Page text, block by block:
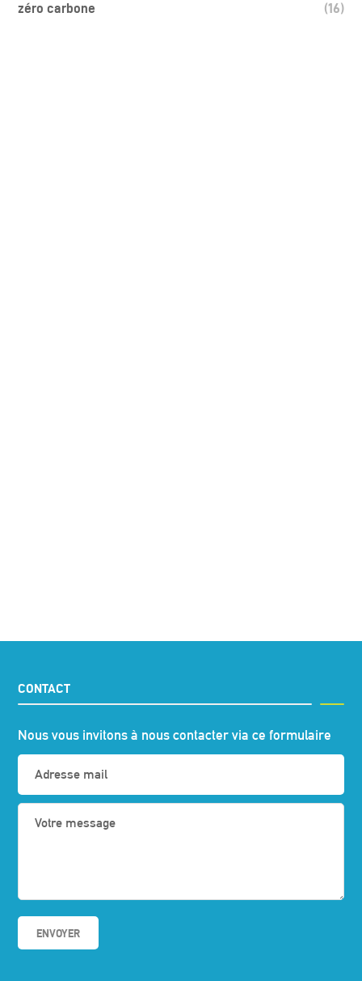
zéro carbone
(16)
CONTACT
Nous vous invitons à nous contacter via ce formulaire